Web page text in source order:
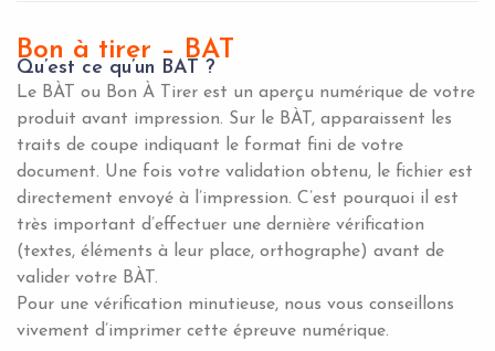
Bon à tirer – BAT
Qu’est ce qu’un BAT ?
Le BÀT ou Bon À Tirer est un aperçu numérique de votre
produit avant impression. Sur le BÀT, apparaissent les
traits de coupe indiquant le format fini de votre
document. Une fois votre validation obtenu, le fichier est
directement envoyé à l’impression. C’est pourquoi il est
très important d’effectuer une dernière vérification
(textes, éléments à leur place, orthographe) avant de
valider votre BÀT.
Pour une vérification minutieuse, nous vous conseillons
vivement d’imprimer cette épreuve numérique.